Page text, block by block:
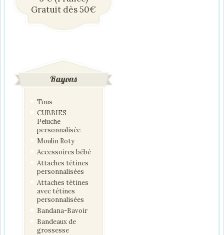
Gratuit dès 50€
Rayons
Tous
CUBBIES –
Peluche
personnalisée
Moulin Roty
Accessoires bébé
Attaches tétines
personnalisées
Attaches tétines
avec tétines
personnalisées
Bandana-Bavoir
Bandeaux de
grossesse